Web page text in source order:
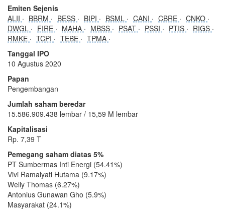
Emiten Sejenis
ALII
BBRM BESS BIPI BSML CANI CBRE
CNKO
DWGL
FIRE MAHA MBSS PSAT PSSI PTIS
RIGS
RMKE
TCPI TEBE
TPMA
Tanggal IPO
10 Agustus 2020
Papan
Pengembangan
Jumlah saham beredar
15.586.909.438 lembar / 15,59 M lembar
Kapitalisasi
Rp. 7,39 T
Pemegang saham diatas 5%
PT Sumbermas Inti Energi (54.41%)
Vivi Ramalyati Hutama (9.17%)
Welly Thomas (6.27%)
Antonius Gunawan Gho (5.9%)
Masyarakat (24.1%)